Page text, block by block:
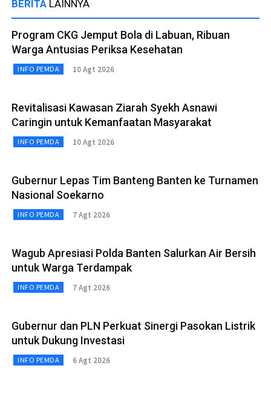
BERITA LAINNYA
Program CKG Jemput Bola di Labuan, Ribuan
Warga Antusias Periksa Kesehatan
INFO PEMDA 10 Agt 2026
Revitalisasi Kawasan Ziarah Syekh Asnawi
Caringin untuk Kemanfaatan Masyarakat
INFO PEMDA 10 Agt 2026
Gubernur Lepas Tim Banteng Banten ke Turnamen
Nasional Soekarno
INFO PEMDA 7 Agt 2026
Wagub Apresiasi Polda Banten Salurkan Air Bersih
untuk Warga Terdampak
INFO PEMDA 7 Agt 2026
Gubernur dan PLN Perkuat Sinergi Pasokan Listrik
untuk Dukung Investasi
INFO PEMDA 6 Agt 2026